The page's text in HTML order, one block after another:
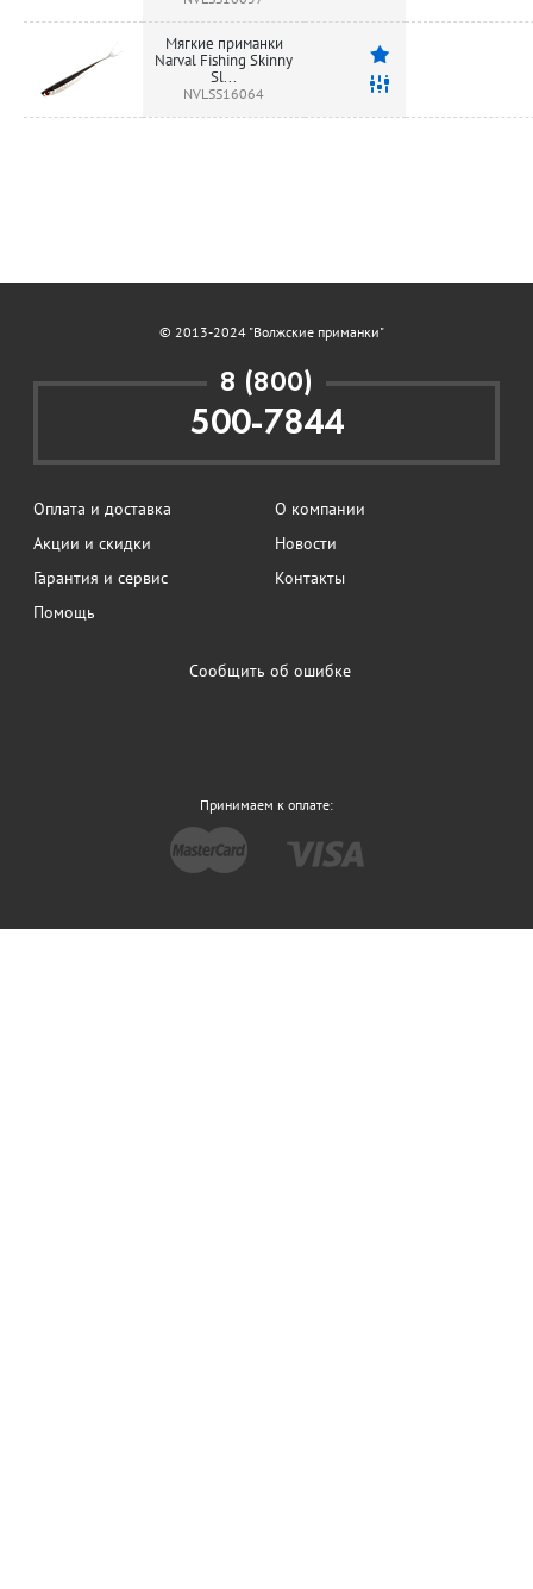
Мягкие приманки
Narval Fishing Skinny
Sl...
NVLSS16064
© 2013-2024 "Волжские приманки"
8 (800)
500-7844
Оплата и доставка
О компании
Акции и скидки
Новости
Гарантия и сервис
Контакты
Помощь
Сообщить об ошибке
Принимаем к оплате: